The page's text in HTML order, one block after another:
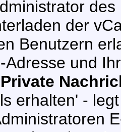
der
Benutzern
Adresse und
erhalten' -